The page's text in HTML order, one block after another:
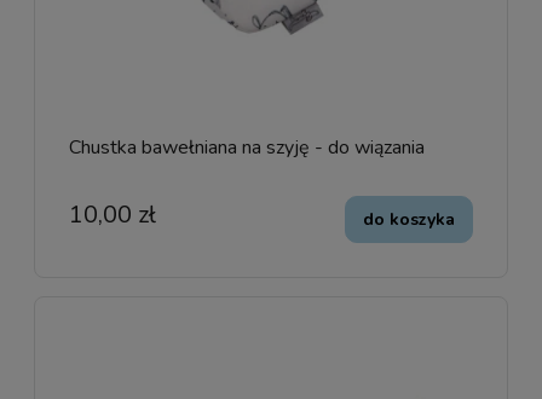
Chustka bawełniana na szyję - do wiązania
10,00 zł do koszyka